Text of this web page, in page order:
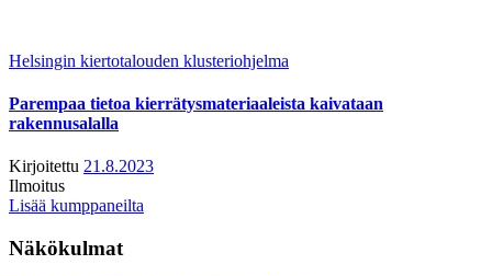
Helsingin kiertotalouden klusteriohjelma
Parempaa tietoa kierrätysmateriaaleista kaivataan
rakennusalalla
Kirjoitettu 21.8.2023
Ilmoitus
Lisää kumppaneilta
Näkökulmat